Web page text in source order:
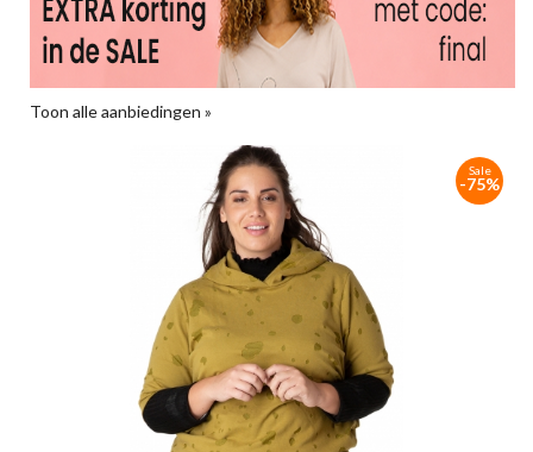
Toon alle aanbiedingen »
Sale
-75%